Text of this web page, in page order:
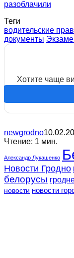
разоблачили
Теги
водительские
документы
Хотите чаще
newgrodno
Чтение: 1 мин.
Александр Лукашенко
Новости Гродно
белорусы
новости новости